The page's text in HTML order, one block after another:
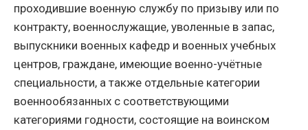
проходившие военную службу по призыву или по
контракту, военнослужащие, уволенные в запас,
выпускники военных кафедр и военных учебных
центров, граждане, имеющие военно-учётные
специальности, а также отдельные категории
военнообязанных с соответствующими
категориями годности, состоящие на воинском